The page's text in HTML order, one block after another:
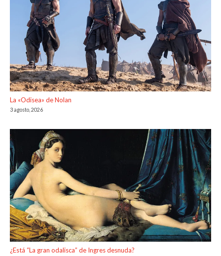
La «Odisea» de Nolan
3 agosto, 2026
¿Está “La gran odalisca” de Ingres desnuda?